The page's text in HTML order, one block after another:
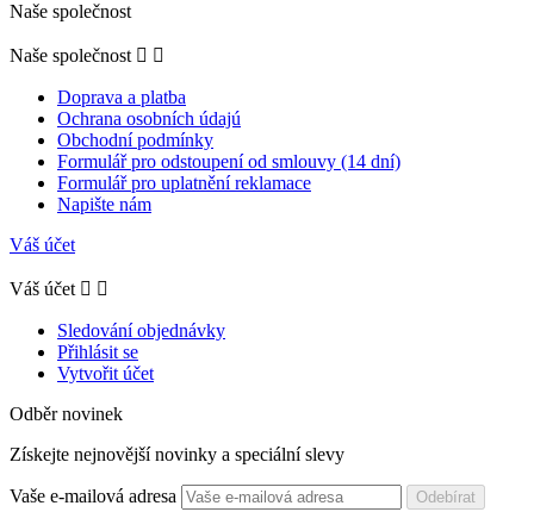
Naše společnost
Naše společnost  
Doprava a platba
Ochrana osobních údajú
Obchodní podmínky
Formulář pro odstoupení od smlouvy (14 dní)
Formulář pro uplatnění reklamace
Napište nám
Váš účet
Váš účet  
Sledování objednávky
Přihlásit se
Vytvořit účet
Odběr novinek
Získejte nejnovější novinky a speciální slevy
Vaše e-mailová adresa Odebírat